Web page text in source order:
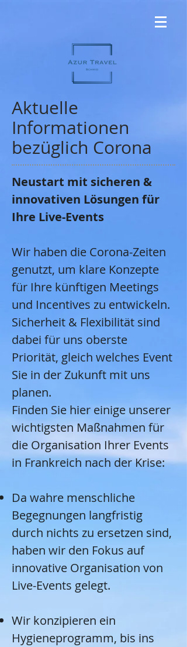
Aktuelle
Informationen
bezüglich Corona
Neustart mit sicheren &
innovativen Lösungen für
Ihre Live-Events
Wir haben die Corona-Zeiten
genutzt, um klare Konzepte
für Ihre künftigen Meetings
und Incentives zu entwickeln.
Sicherheit & Flexibilität sind
dabei für uns oberste
Priorität, gleich welches Event
Sie in der Zukunft mit uns
planen.
Finden Sie hier einige unserer
wichtigsten Maßnahmen für
die Organisation Ihrer Events
in Frankreich nach der Krise:
Da wahre menschliche
Begegnungen langfristig
durch nichts zu ersetzen sind,
haben wir den Fokus auf
innovative Organisation von
Live-Events gelegt.
Wir konzipieren ein
Hygieneprogramm, bis ins